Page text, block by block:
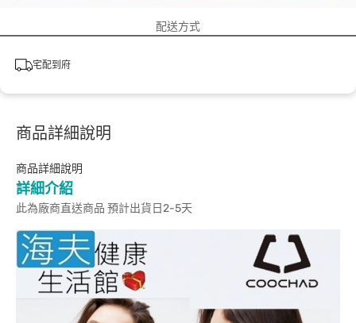
配送方式
宅配到府
商品詳細說明
商品詳細說明
詳細介紹
此為廠商直送商品 預計出貨日2-5天